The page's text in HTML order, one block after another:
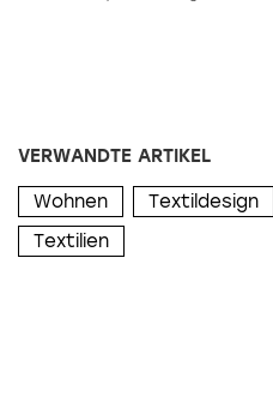
VERWANDTE ARTIKEL
Wohnen Textildesign
Textilien